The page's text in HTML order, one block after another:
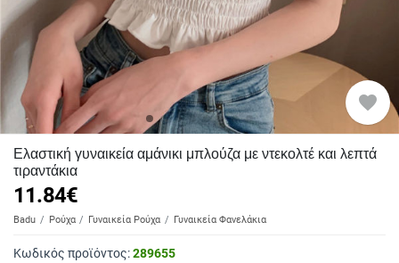
favorite
Ελαστική γυναικεία αμάνικι μπλούζα με ντεκολτέ και λεπτά
τιραντάκια
11.84€
Badu Ρούχα Γυναικεία Ρούχα Γυναικεία Φανελάκια
Κωδικός προϊόντος:289655